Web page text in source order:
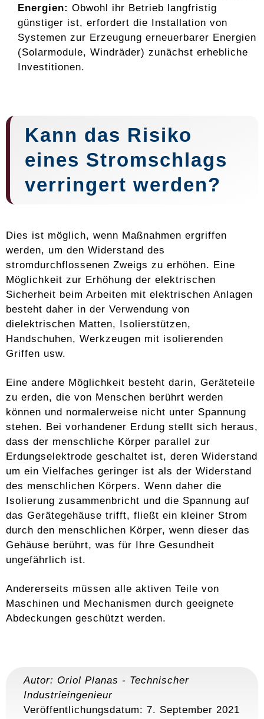
Energien: Obwohl ihr Betrieb langfristig
günstiger ist, erfordert die Installation von
Systemen zur Erzeugung erneuerbarer Energien
(Solarmodule, Windräder) zunächst erhebliche
Investitionen.
Kann das Risiko
eines Stromschlags
verringert werden?
Dies ist möglich, wenn Maßnahmen ergriffen
werden, um den Widerstand des
stromdurchflossenen Zweigs zu erhöhen. Eine
Möglichkeit zur Erhöhung der elektrischen
Sicherheit beim Arbeiten mit elektrischen Anlagen
besteht daher in der Verwendung von
dielektrischen Matten, Isolierstützen,
Handschuhen, Werkzeugen mit isolierenden
Griffen usw.
Eine andere Möglichkeit besteht darin, Geräteteile
zu erden, die von Menschen berührt werden
können und normalerweise nicht unter Spannung
stehen. Bei vorhandener Erdung stellt sich heraus,
dass der menschliche Körper parallel zur
Erdungselektrode geschaltet ist, deren Widerstand
um ein Vielfaches geringer ist als der Widerstand
des menschlichen Körpers. Wenn daher die
Isolierung zusammenbricht und die Spannung auf
das Gerätegehäuse trifft, fließt ein kleiner Strom
durch den menschlichen Körper, wenn dieser das
Gehäuse berührt, was für Ihre Gesundheit
ungefährlich ist.
Andererseits müssen alle aktiven Teile von
Maschinen und Mechanismen durch geeignete
Abdeckungen geschützt werden.
Autor: Oriol Planas - Technischer
Industrieingenieur
Veröffentlichungsdatum: 7. September 2021